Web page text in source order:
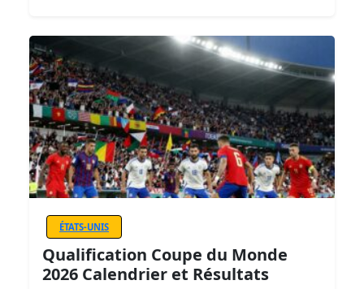
ÉTATS-UNIS
Qualification Coupe du Monde
2026 Calendrier et Résultats